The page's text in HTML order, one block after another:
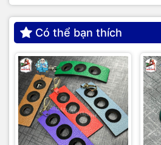
Có thể bạn thích